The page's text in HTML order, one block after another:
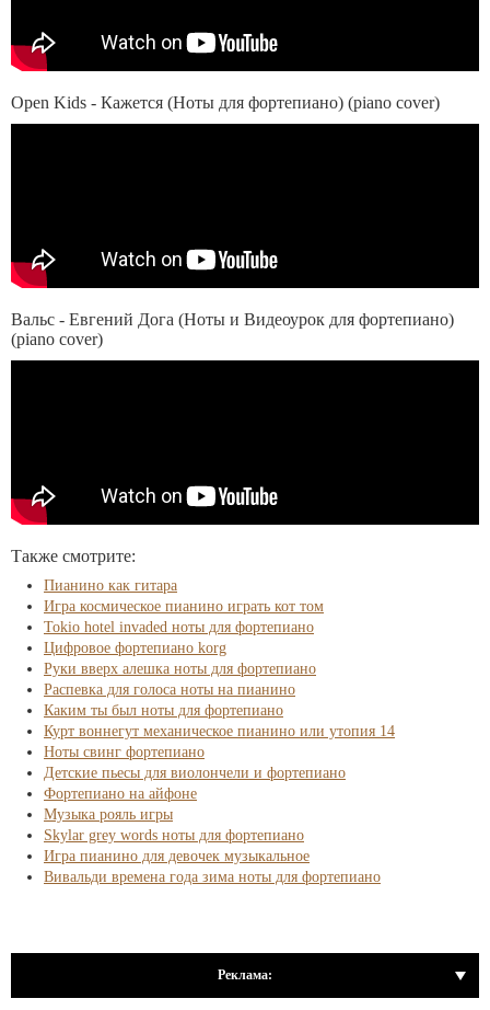
Open Kids - Кажется (Ноты для фортепиано) (piano cover)
Вальс - Евгений Дога (Ноты и Видеоурок для фортепиано)
(piano cover)
Также смотрите:
Пианино как гитара
Игра космическое пианино играть кот том
Tokio hotel invaded ноты для фортепиано
Цифровое фортепиано korg
Руки вверх алешка ноты для фортепиано
Распевка для голоса ноты на пианино
Каким ты был ноты для фортепиано
Курт воннегут механическое пианино или утопия 14
Ноты свинг фортепиано
Детские пьесы для виолончели и фортепиано
Фортепиано на айфоне
Музыка рояль игры
Skylar grey words ноты для фортепиано
Игра пианино для девочек музыкальное
Вивальди времена года зима ноты для фортепиано
Реклама: